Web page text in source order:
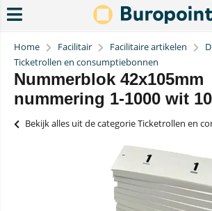
Home Facilitair Facilitaire artikelen
Ticketrollen en consumptiebonnen
Nummerblok 42x105mm
nummering 1-1000 wit
Bekijk alles uit de categorie Ticketrollen en